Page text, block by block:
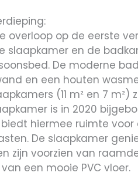
overloop op de eerste
slaapkamer en de
De moderne
en een houten
(11 m² en 7
is in 2020
biedt hiermee ruimte
De slaapkamer
zijn voorzien van
een mooie PVC vloer.